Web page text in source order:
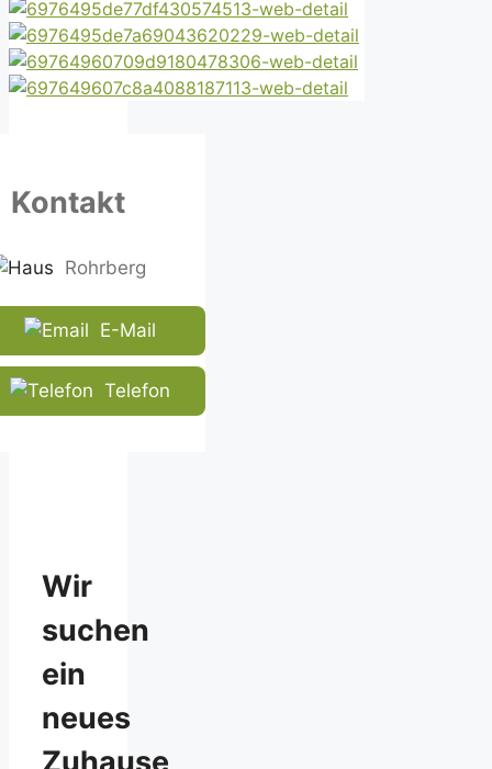
Kontakt
Rohrberg
E-Mail
Telefon
Wir
suchen
ein
neues
Zuhause